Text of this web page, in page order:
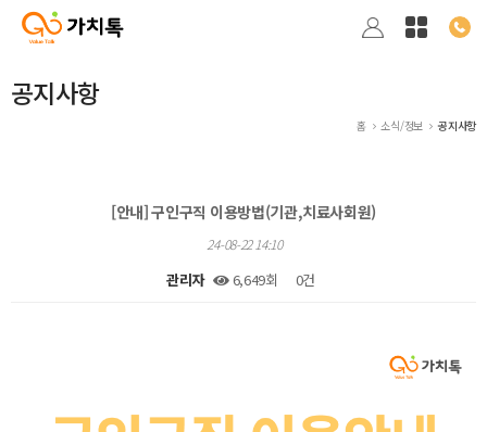
공지사항
홈 소식/정보 공지사항
[안내] 구인구직 이용방법(기관,치료사회원)
24-08-22 14:10
관리자 6,649회 0건